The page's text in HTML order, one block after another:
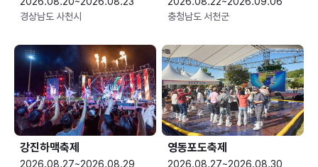
경상남도 사천시
충청남도 서천군
강진하맥축제
2026.08.27~2026.08.29
영동포도축제
2026.08.27~2026.08.30